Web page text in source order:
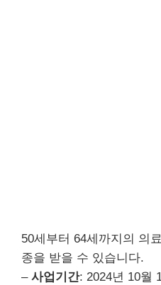
50세부터 64세까지의 의
종을 받을 수 있습니다.
– 사업기간: 2024년 10월